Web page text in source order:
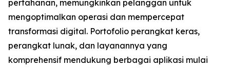
pertahanan, memungkinkan pelanggan untuk
mengoptimalkan operasi dan mempercepat
transformasi digital. Portofolio perangkat keras,
perangkat lunak, dan layanannya yang
komprehensif mendukung berbagai aplikasi mulai